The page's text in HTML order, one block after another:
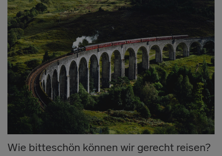
Wie bitteschön können wir gerecht reisen?